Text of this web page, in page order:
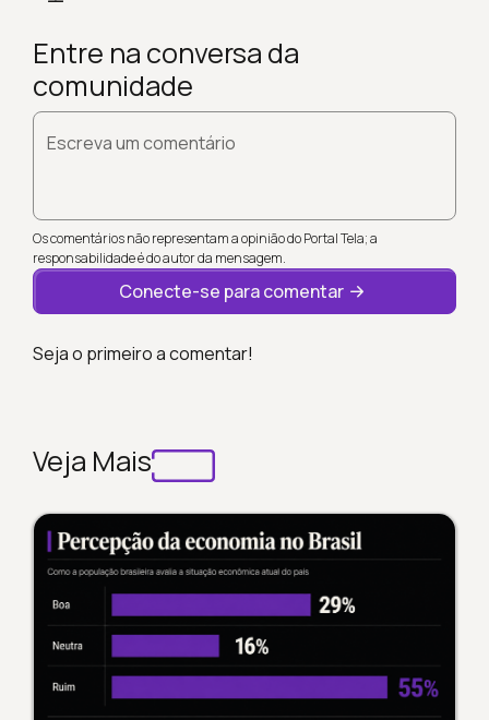
Entre na conversa da
comunidade
Escreva um comentário
Os comentários não representam a opinião do Portal Tela; a
responsabilidade é do autor da mensagem.
Conecte-se para comentar
Seja o primeiro a comentar!
Veja Mais